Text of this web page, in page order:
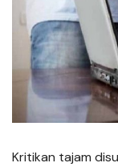
Kritikan tajam